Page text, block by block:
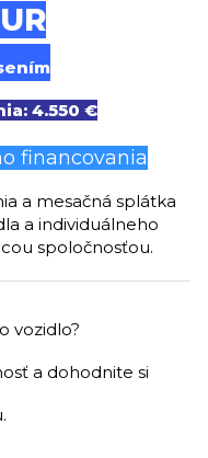
4.550 €
financovania
a mesačná splátka
a individuálneho
spoločnosťou.
vozidlo?
a dohodnite si